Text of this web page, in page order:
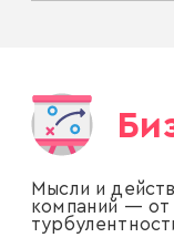
Мысли и
компаний — от